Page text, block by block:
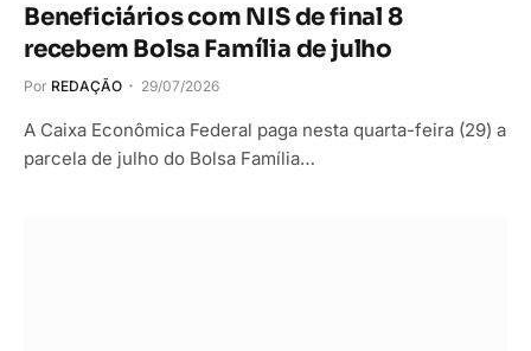
Beneficiários com NIS de final 8
recebem Bolsa Família de julho
Por REDAÇÃO 29/07/2026
A Caixa Econômica Federal paga nesta quarta-feira (29) a
parcela de julho do Bolsa Família…